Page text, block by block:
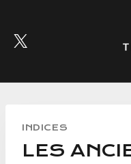
content
INDICES
LES